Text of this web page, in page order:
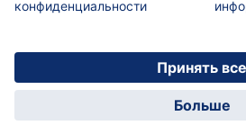
© 2026 HiPP